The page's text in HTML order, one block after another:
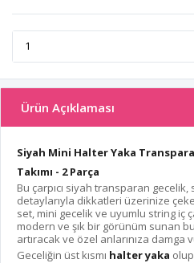
Ürün Açıklaması
Siyah Mini Halter Yaka
Takımı - 2 Parça
Bu çarpıcı siyah transparan
detaylarıyla dikkatleri üzerinize
set, mini gecelik ve uyumlu string iç
modern ve şık bir görünüm sunan
artıracak ve özel anlarınıza damga
Geceliğin üst kısmı halter yaka